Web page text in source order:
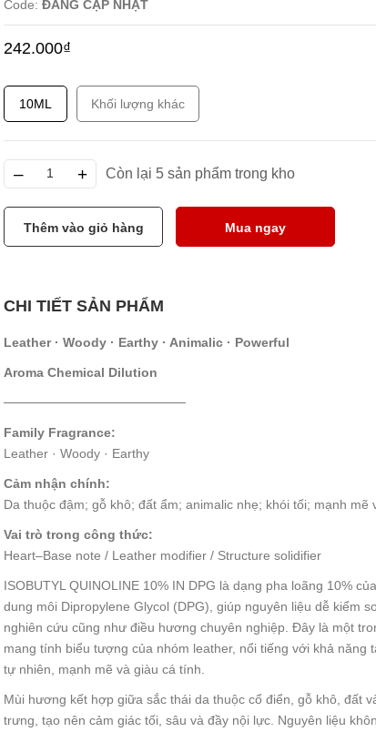
Code: ĐANG CẬP NHẬT
242.000₫
10ML Khối lượng khác
– + Còn lại 5 sản phẩm trong kho
Thêm vào giỏ hàng Mua ngay
CHI TIẾT SẢN PHẨM
Leather · Woody · Earthy · Animalic · Powerful
Aroma Chemical Dilution
────────────────────
Family Fragrance:
Leather · Woody · Earthy
Cảm nhận chính:
Da thuộc đậm; gỗ khô; đất ẩm; animalic nhẹ; khói tối; mạnh mẽ
Vai trò trong công thức:
Heart–Base note / Leather modifier / Structure solidifier
ISOBUTYL QUINOLINE 10% IN DPG là dạng pha loãng 10%
dung môi Dipropylene Glycol (DPG), giúp nguyên liệu dễ kiểm
nghiên cứu cũng như điều hương chuyên nghiệp. Đây là một
mang tính biểu tượng của nhóm leather, nổi tiếng với khả năng
tự nhiên, mạnh mẽ và giàu cá tính.
Mùi hương kết hợp giữa sắc thái da thuộc cổ điển, gỗ khô, đất
trưng, tạo nên cảm giác tối, sâu và đầy nội lực. Nguyên liệu